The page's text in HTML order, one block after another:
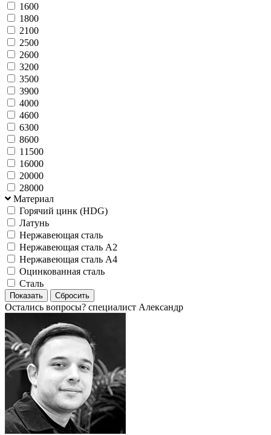
1600
1800
2100
2500
2600
3200
3500
3900
4000
4600
6300
8600
11500
16000
20000
28000
Материал
Горячий цинк (HDG)
Латунь
Нержавеющая сталь
Нержавеющая сталь А2
Нержавеющая сталь А4
Оцинкованная сталь
Сталь
Остались вопросы? специалист Александр